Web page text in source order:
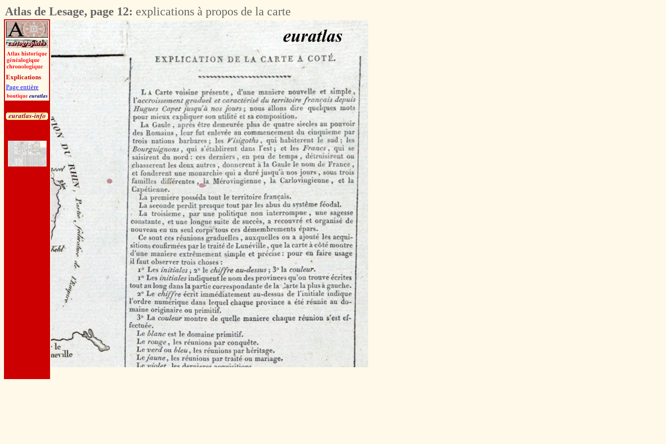
Atlas de Lesage, page 12: explications à propos de la carte
Explications
Page entière